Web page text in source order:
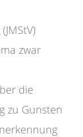
zwar
die
zu Gunsten